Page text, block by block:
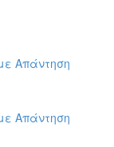
Απάντηση
Απάντηση